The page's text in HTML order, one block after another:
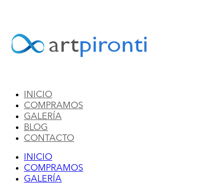
INICIO
COMPRAMOS
GALERÍA
BLOG
CONTACTO
INICIO
COMPRAMOS
GALERÍA